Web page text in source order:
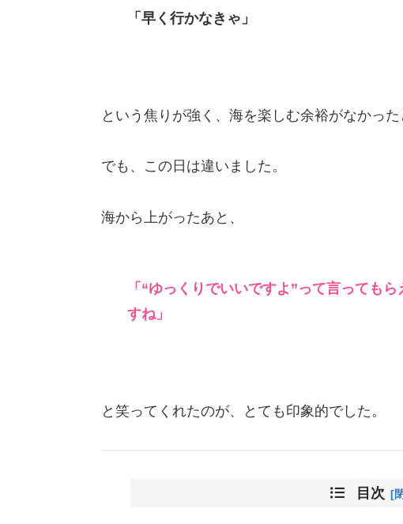
「早く行かなきゃ」
という焦りが強く、海を楽しむ余裕がなかった
でも、この日は違いました。
海から上がったあと、
「“ゆっくりでいいですよ”って言っても
すね」
と笑ってくれたのが、とても印象的でした。
目次